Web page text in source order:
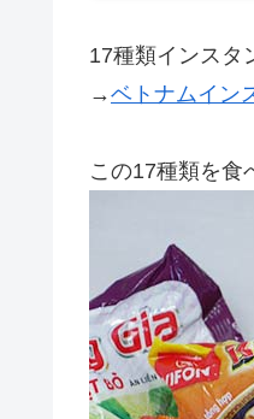
17種類インスタ
→ベトナムイン
この17種類を食